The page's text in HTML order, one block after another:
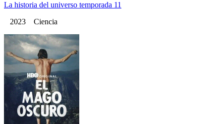
La historia del universo temporada 11
2023 Ciencia